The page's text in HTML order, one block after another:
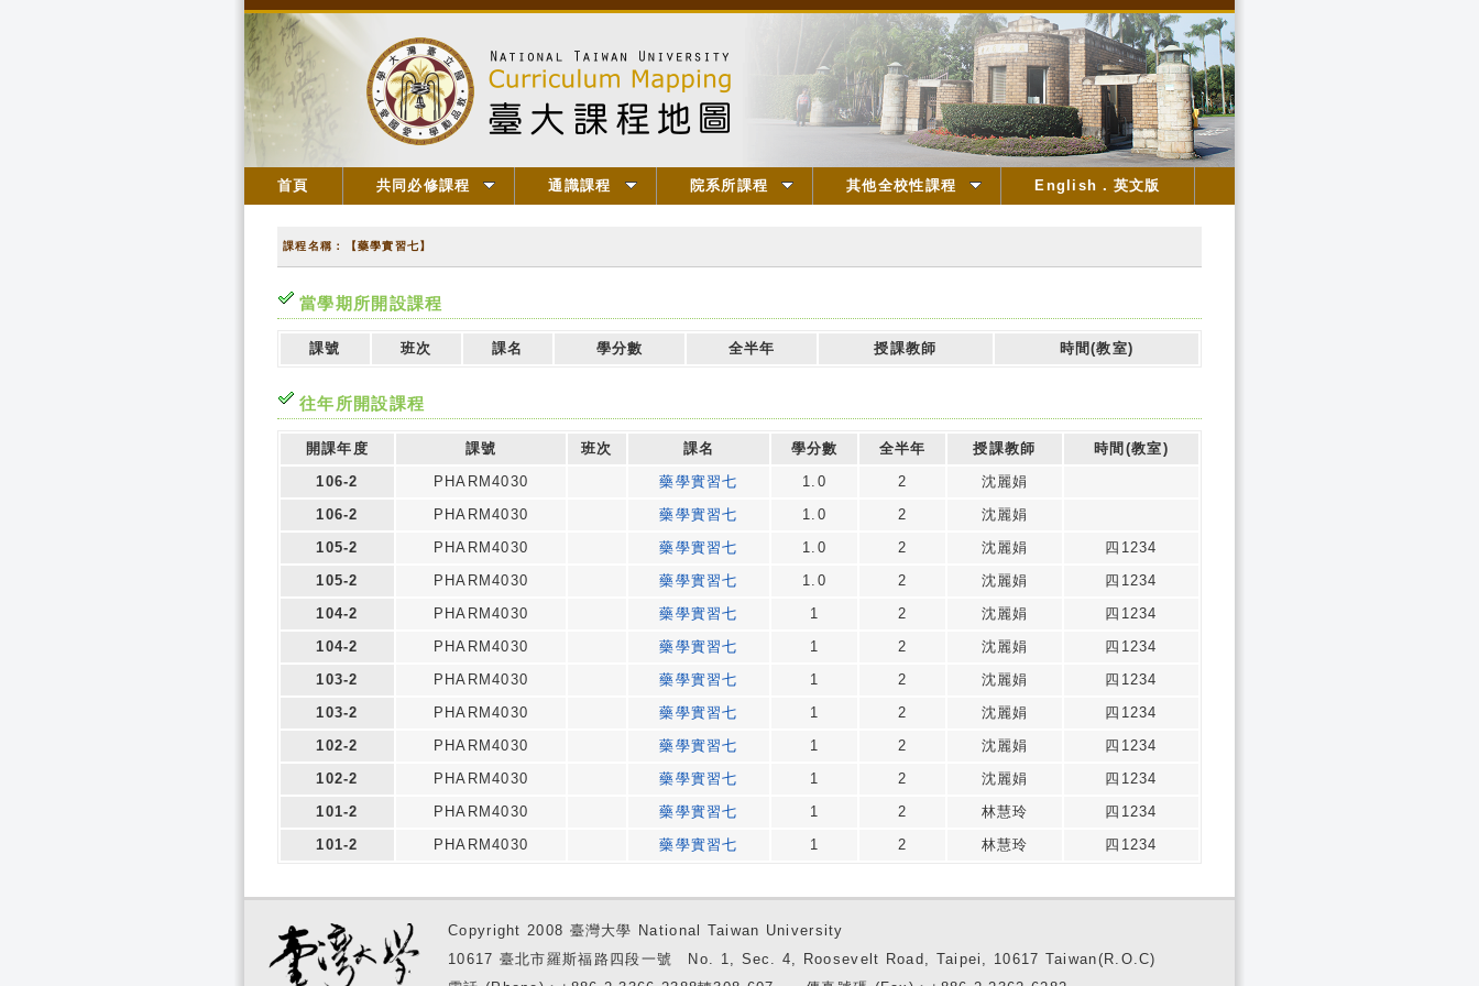
首頁 共同必修課程 通識課程 院系所課程 其他全校性課程 English．英文版
課程名稱：【藥學實習七】
當學期所開設課程
課號 班次 課名 學分數 全半年 授課教師 時間(教室)
往年所開設課程
開課年度 課號 班次 課名 學分數 全半年 授課教師
時間(教室)
106-2
PHARM4030 藥學實習七 1.0 2
沈麗娟
106-2
PHARM4030 藥學實習七 1.0 2
沈麗娟
105-2
PHARM4030 藥學實習七 1.0 2 沈麗娟
四1234
105-2
PHARM4030 藥學實習七 1.0 2 沈麗娟
四1234
104-2
PHARM4030 藥學實習七 1 2 沈麗娟
四1234
104-2
PHARM4030 藥學實習七 1 2 沈麗娟
四1234
103-2
PHARM4030 藥學實習七 1 2 沈麗娟
四1234
103-2
PHARM4030 藥學實習七 1 2 沈麗娟
四1234
102-2
PHARM4030 藥學實習七 1 2 沈麗娟
四1234
102-2
PHARM4030 藥學實習七 1 2 沈麗娟
四1234
101-2
PHARM4030 藥學實習七 1 2 林慧玲
四1234
101-2
PHARM4030 藥學實習七 1 2 林慧玲 四1234
Copyright 2008 臺灣大學 National Taiwan University
10617 臺北市羅斯福路四段一號 No. 1, Sec. 4, Roosevelt Road, Taipei, 10617 Taiwan(R.O.C)